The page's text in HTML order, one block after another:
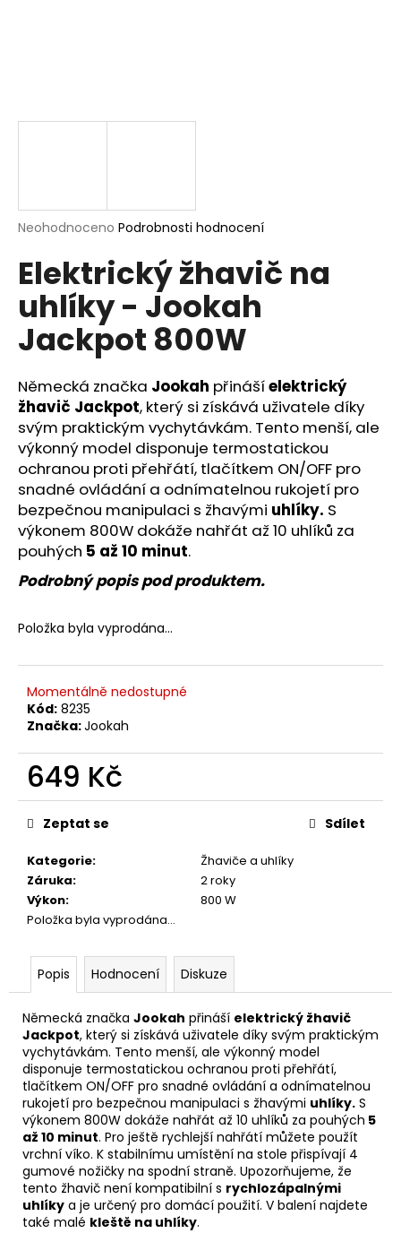
Průměrné
produktu
je
z
hvězdiček.
Neohodnoceno Podrobnosti hodnocení
Elektrický žhavič na
uhlíky - Jookah
Jackpot 800W
Německá značka Jookah přinášíelektrický
žhavič Jackpot, který si získává uživatele díky
svým praktickým vychytávkám. Tento menší, ale
výkonný model disponuje termostatickou
ochranou proti přehřátí, tlačítkem ON/OFF pro
snadné ovládání a odnímatelnou rukojetí pro
bezpečnou manipulaci s žhavými uhlíky. S
výkonem 800W dokáže nahřát až 10 uhlíků za
pouhých 5 až 10 minut.
Podrobný popis pod produktem.
Položka byla vyprodána…
Momentálně nedostupné
Kód: 8235
Značka:Jookah
649 Kč
Měrná
cena:
Kategorie:
Žhaviče a uhlíky
Záruka:
2 roky
Výkon:
800 W
Položka byla vyprodána…
Zeptat se Sdílet
Popis Hodnocení Diskuze
Německá značka Jookah přináší elektrický žhavič
Jackpot, který si získává uživatele díky svým praktickým
vychytávkám. Tento menší, ale výkonný model
disponuje termostatickou ochranou proti přehřátí,
tlačítkem ON/OFF pro snadné ovládání a odnímatelnou
rukojetí pro bezpečnou manipulaci s žhavými uhlíky. S
výkonem 800W dokáže nahřát až 10 uhlíků za pouhých 5
až 10 minut. Pro ještě rychlejší nahřátí můžete použít
vrchní víko. K stabilnímu umístění na stole přispívají 4
gumové nožičky na spodní straně. Upozorňujeme, že
tento žhavič není kompatibilní s rychlozápalnými
uhlíky a je určený pro domácí použití. V balení najdete
také malé kleště na uhlíky.
?
HLEDAT
D
o
p
o
u
č
u
j
e
m
e